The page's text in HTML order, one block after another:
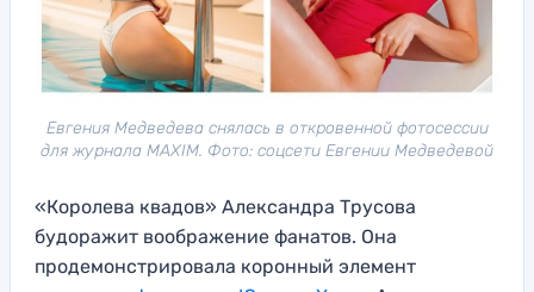
Евгения Медведева снялась в откровенной фотосессии
для журнала MAXIM. Фото: соцсети Евгении Медведевой
«Королева квадов» Александра Трусова
будоражит воображение фанатов. Она
продемонстрировала коронный элемент